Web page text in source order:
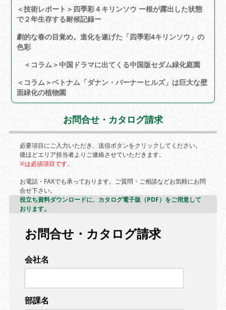
＜技術レポート＞四季彩４キリンソウ ー根が露出した状態
で２年生存する耐候記録ー
劇的な春の目覚め。進化を遂げた「四季彩4キリンソウ」の
色彩
＜コラム＞中国ドラマに出てくる中国版セダム緑化庭園
＜コラム＞ベトナム「ダナン・バーナーヒルズ」は巨大な壁
面緑化の植物園
お問合せ・カタログ請求
必要項目にご入力いただき、送信ボタンをクリックしてください。
後ほどエリア担当者よりご連絡させていただきます。
※は必須項目です。
お電話・FAXでも承っております。ご質問・ご相談などお気軽にお問
合せ下さい。
役立ち資料ダウンロードに、カタログ電子版（PDF）をご用意して
おります。
お問合せ・カタログ請求
会社名
部課名